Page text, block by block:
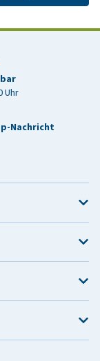
Uhr
Nachricht